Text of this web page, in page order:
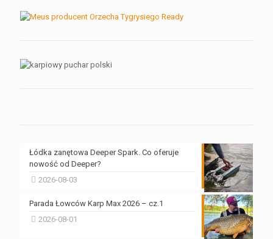
Łódka zanętowa Deeper Spark. Co oferuje
nowość od Deeper?
2026-08-03
Parada Łowców Karp Max 2026 – cz.1
2026-08-01